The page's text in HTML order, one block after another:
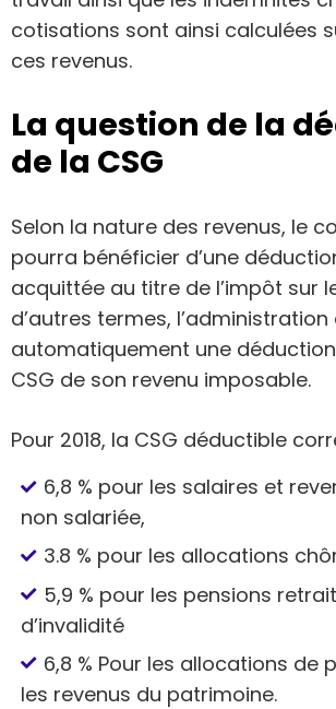
cotisations sont ainsi calculées
ces revenus.
La question de la
de la CSG
Selon la nature des revenus, le
pourra bénéficier d’une
acquittée au titre de l’impôt sur
d’autres termes,
automatiquement une
CSG de son revenu imposable.
Pour 2018, la CSG déductible
6,8 % pour les salaires et
non salariée,
3.8 % pour les allocations
5,9 % pour les pensions
d’invalidité
6,8 % Pour les allocations de
les revenus du patrimoine.